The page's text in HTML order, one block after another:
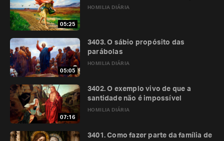
05:25
HOMILIA DIÁRIA
05:05
HOMILIA DIÁRIA
3403. O sábio propósito das
parábolas
07:16
HOMILIA DIÁRIA
3402. O exemplo vivo de que a
santidade não é impossível
3401. Como fazer parte da família de